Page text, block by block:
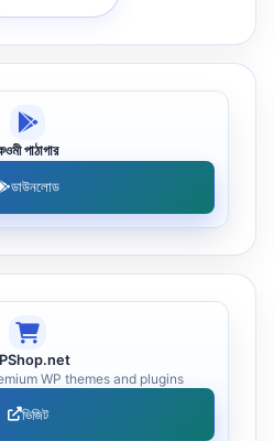
পাঠাগার
ডাউনলোড
WP themes and plugins
ভিজিট